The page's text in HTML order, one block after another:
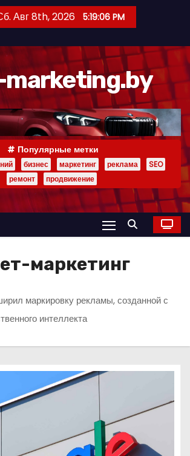
Авг 8th, 2026 5:19:07 PM
marketing.by
Популярные метки
бизнес маркетинг реклама
SEO
ремонт
продвижение
маркетинг
маркировку рекламы, созданной с
интеллекта